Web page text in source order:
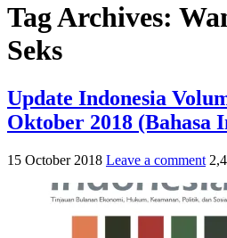
Tag Archives:
Seks
Update Indonesia
Oktober 2018 (Bahasa
15 October 2018 Leave a comment